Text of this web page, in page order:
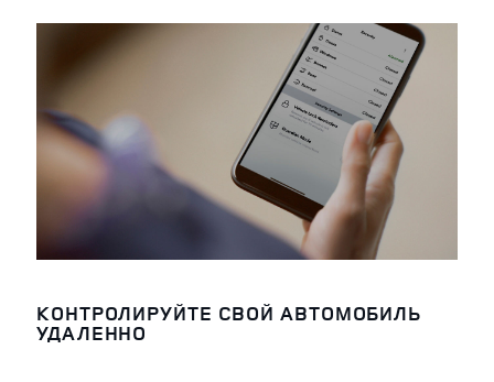
КОНТРОЛИРУЙТЕ СВОЙ АВТОМОБИЛЬ
УДАЛЕННО